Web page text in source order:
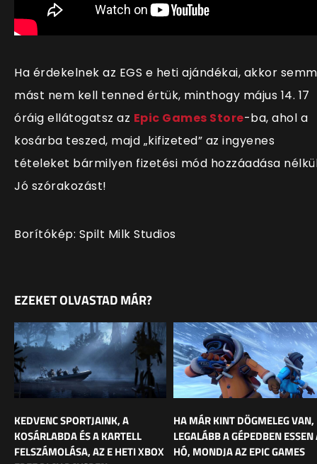
Ha érdekelnek az EGS e heti ajándékai, akkor
mást nem kell tenned értük, minthogy május 14. 17
óráig ellátogatsz az Epic Games Store-ba, ahol a
kosárba teszed, majd „kifizeted” az ingyenes
tételeket bármilyen fizetési mód hozzáadása
Jó szórakozást!
Borítókép: Spilt Milk Studios
EZEKET OLVASTAD MÁR?
KEDVENC SPORTJAINK, A
KOSÁRLABDA ÉS A KARTELL
FELSZÁMOLÁSA, AZ E HETI XBOX
HA MÁR KINT DÖGMELEG VAN,
LEGALÁBB A GÉPEDBEN ESSEN
HÓ, MONDJA AZ EPIC GAMES